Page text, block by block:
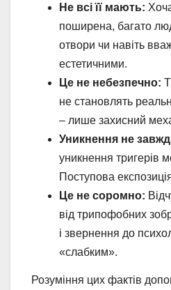
Не всі її мають:
поширена, багато
отвори чи навіть
естетичними.
Це не небезпечно:
не становлять
– лише захисний
Уникнення не
уникнення тригерів
Поступова
Це не соромно:
від трипофобних
і звернення до
«слабким».
Розуміння цих фактів